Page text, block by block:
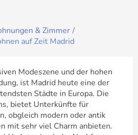
& Zimmer
auf Zeit Madrid
Modeszene und der hohen
ist Madrid heute eine der
Städte in Europa. Die
bietet Unterkünfte für
obgleich modern oder antik
mit sehr viel Charm anbieten.